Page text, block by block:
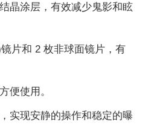
晶涂层，有效减少鬼影和眩
片和 2 枚非球面镜片，有
便使用。
实现安静的操作和稳定的曝